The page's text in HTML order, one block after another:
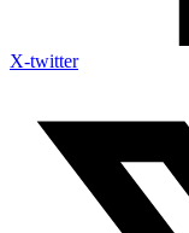
X-twitter